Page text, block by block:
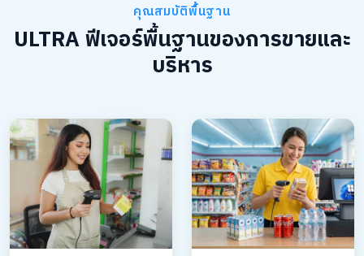
คุณสมบัติพื้นฐาน
ULTRA ฟีเจอร์พื้นฐานของการขายและ
บริหาร